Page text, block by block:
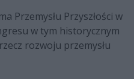
Przemysłu Przyszłości w
w tym historycznym
rozwoju przemysłu